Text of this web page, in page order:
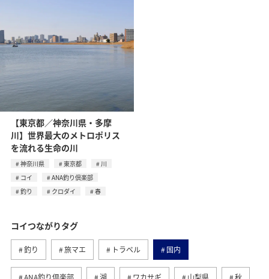
【東京都／神奈川県・多摩
川】世界最大のメトロポリス
を流れる生命の川
神奈川県 東京都
川
コイ
ANA釣り倶楽部
釣り
クロダイ 春
コイつながりタグ
釣り 旅マエ トラベル 国内
ANA釣り倶楽部 湖 ワカサギ 山梨県 秋